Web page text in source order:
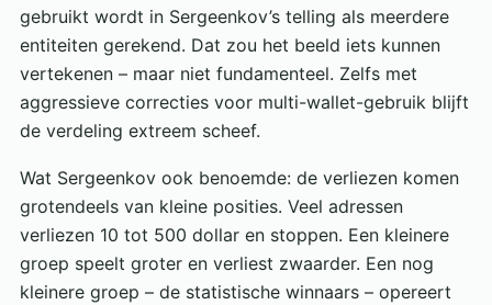
gebruikt wordt in Sergeenkov’s telling als meerdere
entiteiten gerekend. Dat zou het beeld iets kunnen
vertekenen – maar niet fundamenteel. Zelfs met
aggressieve correcties voor multi-wallet-gebruik blijft
de verdeling extreem scheef.
Wat Sergeenkov ook benoemde: de verliezen komen
grotendeels van kleine posities. Veel adressen
verliezen 10 tot 500 dollar en stoppen. Een kleinere
groep speelt groter en verliest zwaarder. Een nog
kleinere groep – de statistische winnaars – opereert